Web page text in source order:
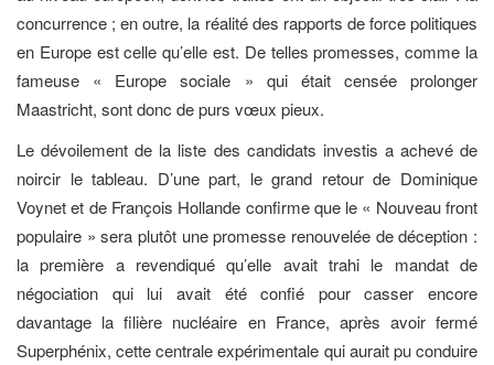
concurrence ; en outre, la réalité des rapports de force politiques
en Europe est celle qu’elle est. De telles promesses, comme la
fameuse « Europe sociale » qui était censée prolonger
Maastricht, sont donc de purs vœux pieux.
Le dévoilement de la liste des candidats investis a achevé de
noircir le tableau. D’une part, le grand retour de Dominique
Voynet et de François Hollande confirme que le « Nouveau front
populaire » sera plutôt une promesse renouvelée de déception :
la première a revendiqué qu’elle avait trahi le mandat de
négociation qui lui avait été confié pour casser encore
davantage la filière nucléaire en France, après avoir fermé
Superphénix, cette centrale expérimentale qui aurait pu conduire